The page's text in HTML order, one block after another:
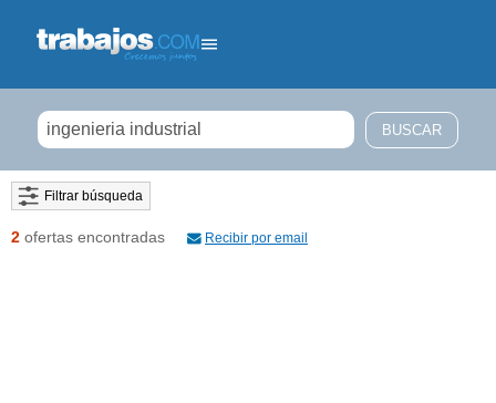
Filtrar búsqueda
2 ofertas encontradas Recibir por email